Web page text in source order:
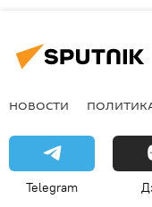
НОВОСТИ
Telegram